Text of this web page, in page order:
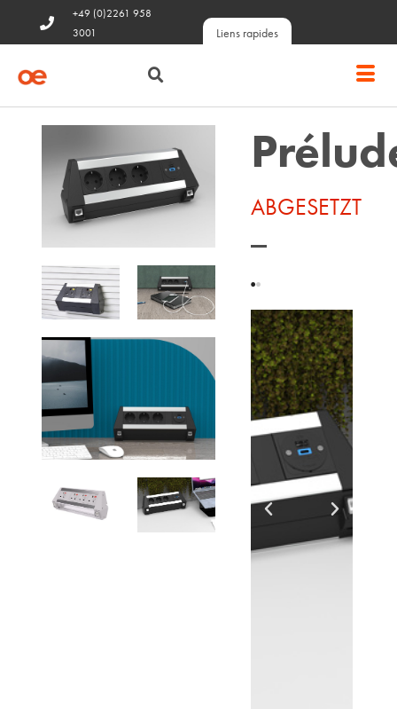
+49 (0)2261 958
3001
Liens rapides
ABGESETZT